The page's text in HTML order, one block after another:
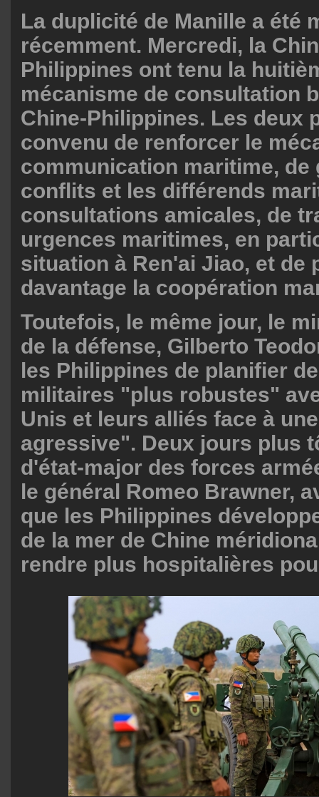
La duplicité de Manille a été
récemment. Mercredi, la
Philippines ont tenu la
mécanisme de consultation
Chine-Philippines. Les deux
convenu de renforcer le
communication maritime, de
conflits et les différends
consultations amicales, de
urgences maritimes, en
situation à Ren'ai Jiao, et de
davantage la coopération
Toutefois, le même jour, le
de la défense, Gilberto
les Philippines de planifier
militaires "plus robustes"
Unis et leurs alliés face à
agressive". Deux jours plus
d'état-major des forces
le général Romeo Brawner,
que les Philippines
de la mer de Chine
rendre plus hospitalières